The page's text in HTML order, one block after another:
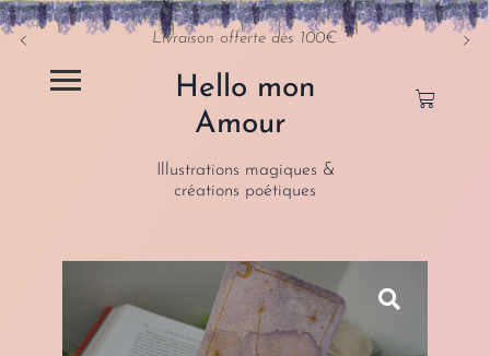
Livraison offerte dès 100€
Hello mon
Amour
Illustrations magiques &
créations poétiques